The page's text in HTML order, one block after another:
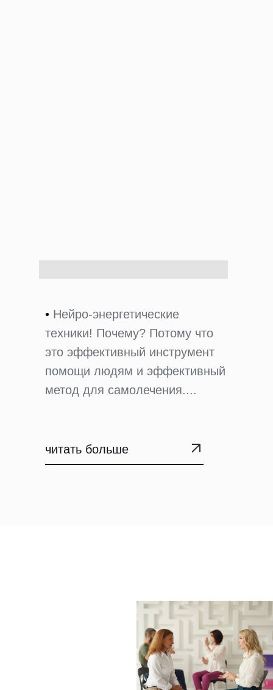
• Нейро-энергетические
техники! Почему? Потому что
это эффективный инструмент
помощи людям и эффективный
метод для самолечения....
читать больше